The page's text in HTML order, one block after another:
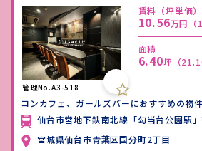
管理No.A3-518
賃料（坪単価）
10.56万円
面積
6.40坪 （
コンカフェ、ガールズバーにおすすめの物
仙台市営地下鉄南北線「勾当台公園駅
宮城県仙台市青葉区国分町2丁目